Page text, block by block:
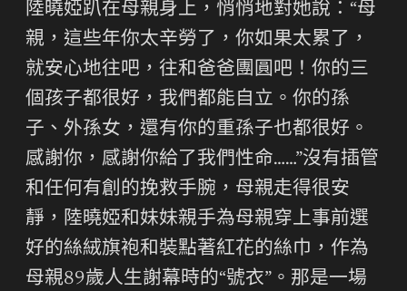
陸曉婭趴在母親身上，悄悄地對她說：“母
親，這些年你太辛勞了，你如果太累了，
就安心地往吧，往和爸爸團圓吧！你的三
個孩子都很好，我們都能自立。你的孫
子、外孫女，還有你的重孫子也都很好。
感謝你，感謝你給了我們性命……”沒有插管
和任何有創的挽救手腕，母親走得很安
靜，陸曉婭和妹妹親手為母親穿上事前選
好的絲絨旗袍和裝點著紅花的絲巾，作為
母親89歲人生謝幕時的“號衣”。那是一場